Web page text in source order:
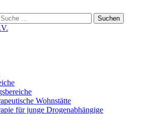
Suchen
Wohnstätte
für junge Drogenabhängige